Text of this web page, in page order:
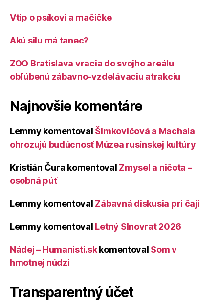
Vtip o psíkovi a mačičke
Akú silu má tanec?
ZOO Bratislava vracia do svojho areálu
obľúbenú zábavno-vzdelávaciu atrakciu
Najnovšie komentáre
Lemmy komentoval Šimkovičová a Machala
ohrozujú budúcnosť Múzea rusínskej kultúry
Kristián Čura komentoval Zmysel a ničota –
osobná púť
Lemmy komentoval Zábavná diskusia pri čaji
Lemmy komentoval Letný Slnovrat 2026
Nádej – Humanisti.skkomentoval Som v
hmotnej núdzi
Transparentný účet